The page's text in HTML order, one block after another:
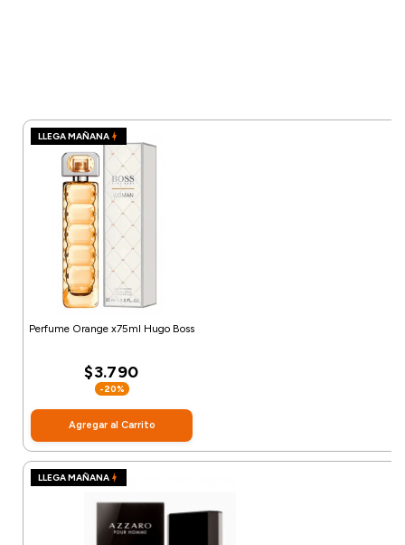
LLEGA MAÑANA
Perfume Orange x75ml Hugo Boss
$3.790
-20%
Agregar al Carrito
LLEGA MAÑANA